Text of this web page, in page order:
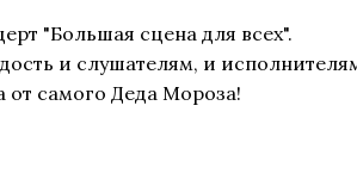
"Большая сцена для всех".
и слушателям, и
от самого Деда Мороза!